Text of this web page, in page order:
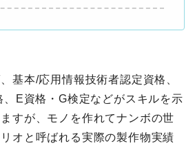
基本/応用情報技術者認定資格、
E資格・G検定などがスキルを示
すが、モノを作れてナンボの世
オと呼ばれる実際の製作物実績